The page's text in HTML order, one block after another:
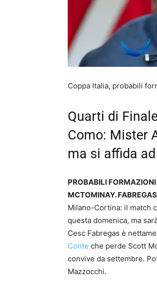
Coppa Italia, probabili
Quarti di
Como: Mister
ma si affida
PROBABILI
MCTOMINAY.
Milano-Cortina: il match
questa domenica, ma
Cesc Fabregas è
Conte che perde Scott
convive da settembre.
Mazzocchi.